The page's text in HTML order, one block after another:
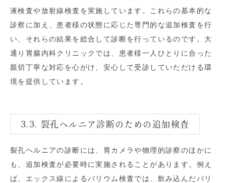
液検査や放射線検査を実施しています。これらの基本的な
診察に加え、患者様の状態に応じた専門的な追加検査を行
い、それらの結果を総合して診断を行っているのです。大
通り胃腸内科クリニックでは、患者様一人ひとりに合った
親切丁寧な対応を心がけ、安心して受診していただける環
境を提供しています。
3.3. 裂孔ヘルニア診断のための追加検査
裂孔ヘルニアの診断には、胃カメラや物理的診察のほかに
も、追加検査が必要時に実施されることがあります。例え
ば、エックス線によるバリウム検査では、飲み込んだバリ